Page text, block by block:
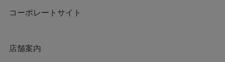
コーポレートサイト
店舗案内